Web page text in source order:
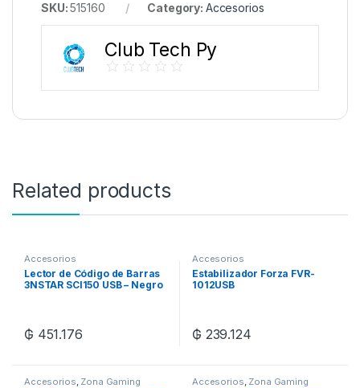
SKU:515160 Category: Accesorios
Club Tech Py
Related products
Accesorios
Lector de Código de Barras
3NSTAR SCI150 USB – Negro
₲ 451.176
Accesorios
Estabilizador Forza FVR-
1012USB
₲ 239.124
Accesorios, Zona Gaming Accesorios, Zona Gaming